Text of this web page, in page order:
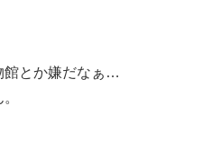
館とか嫌だなぁ…